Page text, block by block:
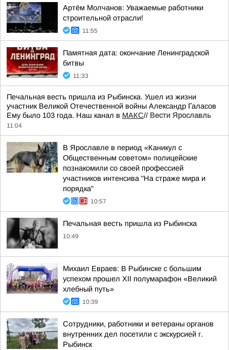
Артём Молчанов: Уважаемые работники
строительной отрасли!
11:55
Памятная дата: окончание Ленинградской
битвы
11:33
Печальная весть пришла из Рыбинска. Ушел из жизни
участник Великой Отечественной войны Александр Галасов
Ему было 103 года. Наш канал в МАКС// Вести Ярославль
11:04
В Ярославле в период «Каникул с
Общественным советом» полицейские
познакомили со своей профессией
участников интенсива "На страже мира и
порядка"
10:57
Печальная весть пришла из Рыбинска
10:49
Михаил Евраев: В Рыбинске с большим
успехом прошел XII полумарафон «Великий
хлебный путь»
10:39
Сотрудники, работники и ветераны органов
внутренних дел посетили с экскурсией г.
Рыбинск